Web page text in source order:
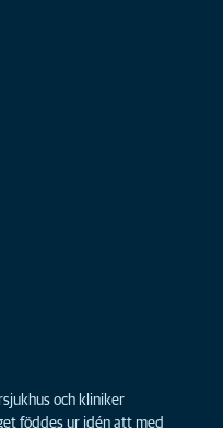
och kliniker
föddes ur idén att med